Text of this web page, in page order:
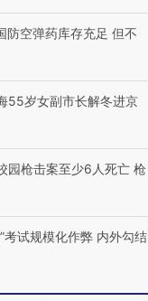
防空弹药库存充足 但不
55岁女副市长解冬进京
园枪击案至少6人死亡 枪
考试规模化作弊 内外勾结